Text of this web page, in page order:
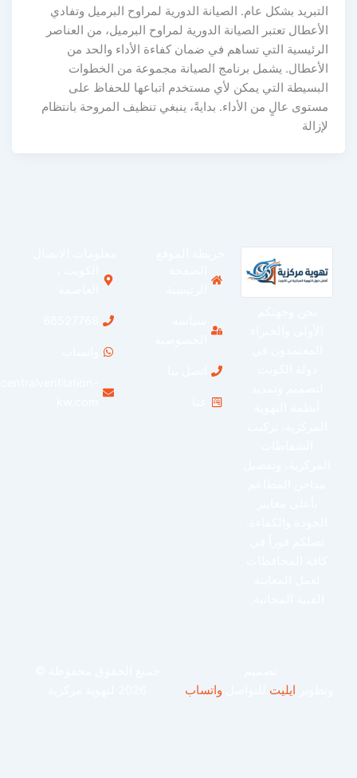
بشكل عام. الصيانة الدورية لمراوح البرميل وتفادي
تعتبر الصيانة الدورية لمراوح البرميل، من العناصر
التي تساهم في ضمان كفاءة الأداء والحد من
يشمل برنامج الصيانة مجموعة من الخطوات
التي يمكن لأي مستخدم اتباعها للحفاظ على
عالٍ من الأداء. بدايةً، ينبغي تنظيف المروحة بانتظام
الرئيسية
الخصوصية
اتصل بنا
عنا
العاصمة
66527768
واتساب
kw.com
للتواصل واتساب